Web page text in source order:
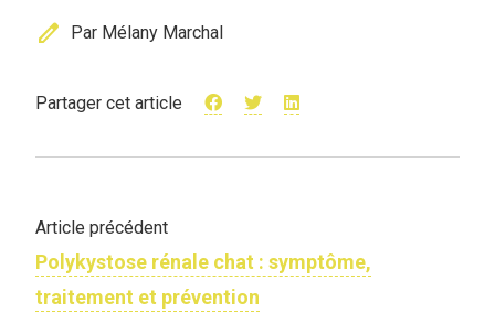
edit Par Mélany Marchal
Partager cet article
Article précédent
Polykystose rénale chat : symptôme,
traitement et prévention